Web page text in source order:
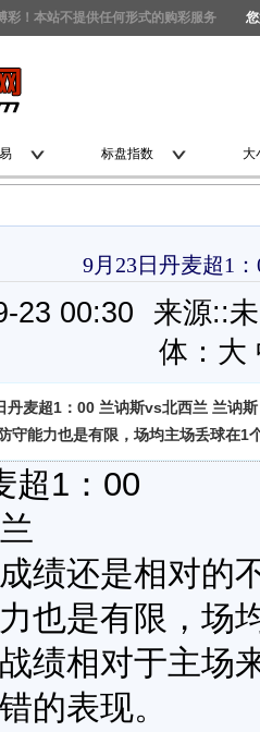
彩！本站不提供任何形式的购彩服务
标盘指数 大
9月23日丹麦超1
23 00:30 来源::
体： 大
丹麦超1：00 兰讷斯vs北西兰 兰讷
守能力也是有限，场均主场丢球在1
超1：00
绩还是相对的
也是有限，场
绩相对于主场
的表现。